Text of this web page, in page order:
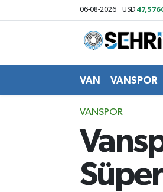
06-08-2026 USD
VAN VANSPOR
VANSPOR
Van Nöbetçi Eczaneler
Van Hava Durumu
Van Trafik Yoğunluk
Süper Lig Puan Durumu ve